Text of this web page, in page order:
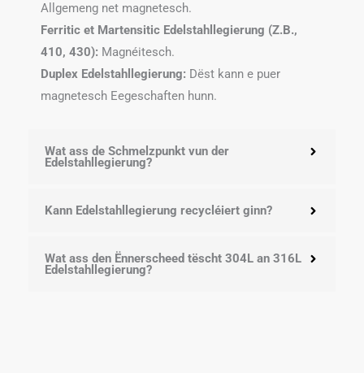
Allgemeng net magnetesch.
Ferritic et Martensitic Edelstahllegierung (Z.B.,
410, 430): Magnéitesch.
Duplex Edelstahllegierung: Dëst kann e puer
magnetesch Eegeschaften hunn.
Wat ass de Schmelzpunkt vun der
Edelstahllegierung?
Kann Edelstahllegierung recycléiert ginn?
Wat ass den Ënnerscheed tëscht 304L an 316L
Edelstahllegierung?